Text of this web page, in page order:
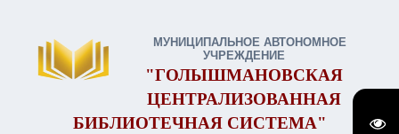
МУНИЦИПАЛЬНОЕ АВТОНОМНОЕ
УЧРЕЖДЕНИЕ
"ГОЛЫШМАНОВСКАЯ
ЦЕНТРАЛИЗОВАННАЯ
БИБЛИОТЕЧНАЯ СИСТЕМА"